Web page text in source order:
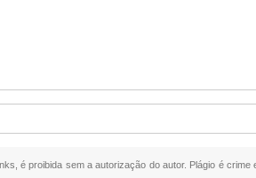
é proibida sem a autorização do autor. Plágio é crime